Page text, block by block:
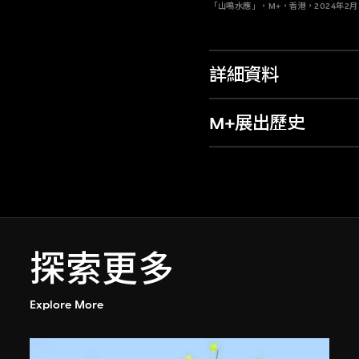
「山鳴水應」，M+，香港，2024年2
詳細資料
M+展出歷史
探索更多
Explore More